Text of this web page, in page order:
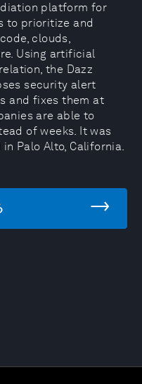
platform for
to prioritize and
clouds,
Using artificial
the Dazz
security alert
and fixes them at
are able to
of weeks. It was
Palo Alto, California.